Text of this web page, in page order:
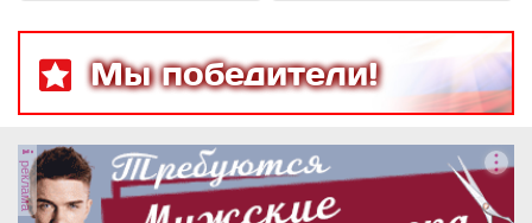
Мы победители!
реклама